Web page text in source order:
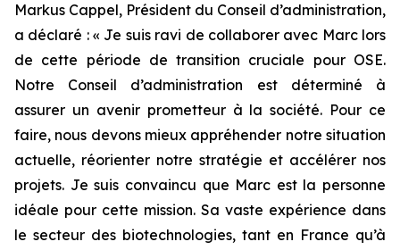
Markus Cappel, Président du Conseil d’administration,
a déclaré : « Je suis ravi de collaborer avec Marc lors
de cette période de transition cruciale pour OSE.
Notre Conseil d’administration est déterminé à
assurer un avenir prometteur à la société. Pour ce
faire, nous devons mieux appréhender notre situation
actuelle, réorienter notre stratégie et accélérer nos
projets. Je suis convaincu que Marc est la personne
idéale pour cette mission. Sa vaste expérience dans
le secteur des biotechnologies, tant en France qu’à